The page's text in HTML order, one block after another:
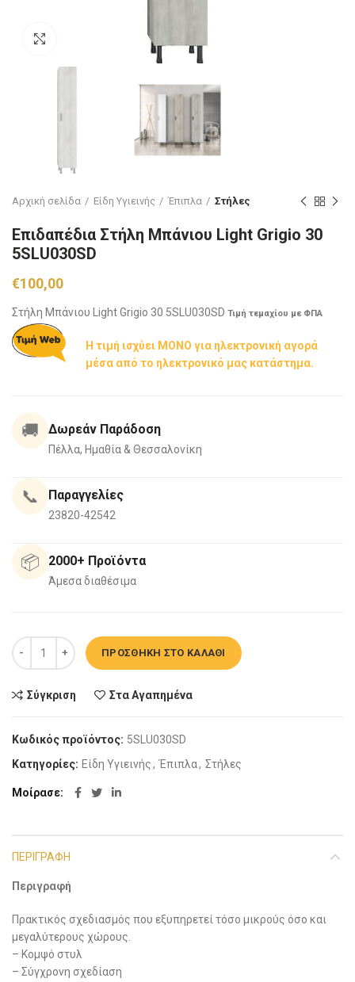
Αρχική σελίδα Είδη Υγιεινής Έπιπλα Στήλες
Επιδαπέδια Στήλη Μπάνιου Light Grigio 30
5SLU030SD
€100,00
Στήλη Μπάνιου Light Grigio 30 5SLU030SD Τιμή τεμαχίου με ΦΠΑ
Η τιμή ισχύει ΜΟΝΟ για ηλεκτρονική αγορά
μέσα από το ηλεκτρονικό μας κατάστημα.
🚚 Δωρεάν Παράδοση
Πέλλα, Ημαθία & Θεσσαλονίκη
📞 Παραγγελίες
23820-42542
📦 2000+ Προϊόντα
Άμεσα διαθέσιμα
Επιδαπέδια Στήλη Μπάνιου Light Grigio 30 5SLU030SD ποσότητα
ΠΡΟΣΘΉΚΗ ΣΤΟ ΚΑΛΆΘΙ
Σύγκριση Στα Αγαπημένα
Κωδικός προϊόντος: 5SLU030SD
Κατηγορίες: Είδη Υγιεινής, Έπιπλα, Στήλες
Μοίρασε
ΠΕΡΙΓΡΑΦΉ
Περιγραφή
Πρακτικός σχεδιασμός που εξυπηρετεί τόσο μικρούς όσο και
μεγαλύτερους χώρους.
– Κομψό στυλ
– Σύγχρονη σχεδίαση